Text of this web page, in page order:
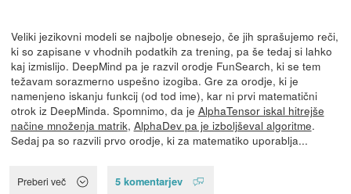
Veliki jezikovni modeli se najbolje obnesejo, če jih sprašujemo reči,
ki so zapisane v vhodnih podatkih za trening, pa še tedaj si lahko
kaj izmislijo. DeepMind pa je razvil orodje FunSearch, ki se tem
težavam sorazmerno uspešno izogiba. Gre za orodje, ki je
namenjeno iskanju funkcij (od tod ime), kar ni prvi matematični
otrok iz DeepMinda. Spomnimo, da je AlphaTensor iskal hitrejše
načine množenja matrik, AlphaDev pa je izboljševal algoritme.
Sedaj pa so razvili prvo orodje, ki za matematiko uporablja...
Preberi več 5 komentarjev